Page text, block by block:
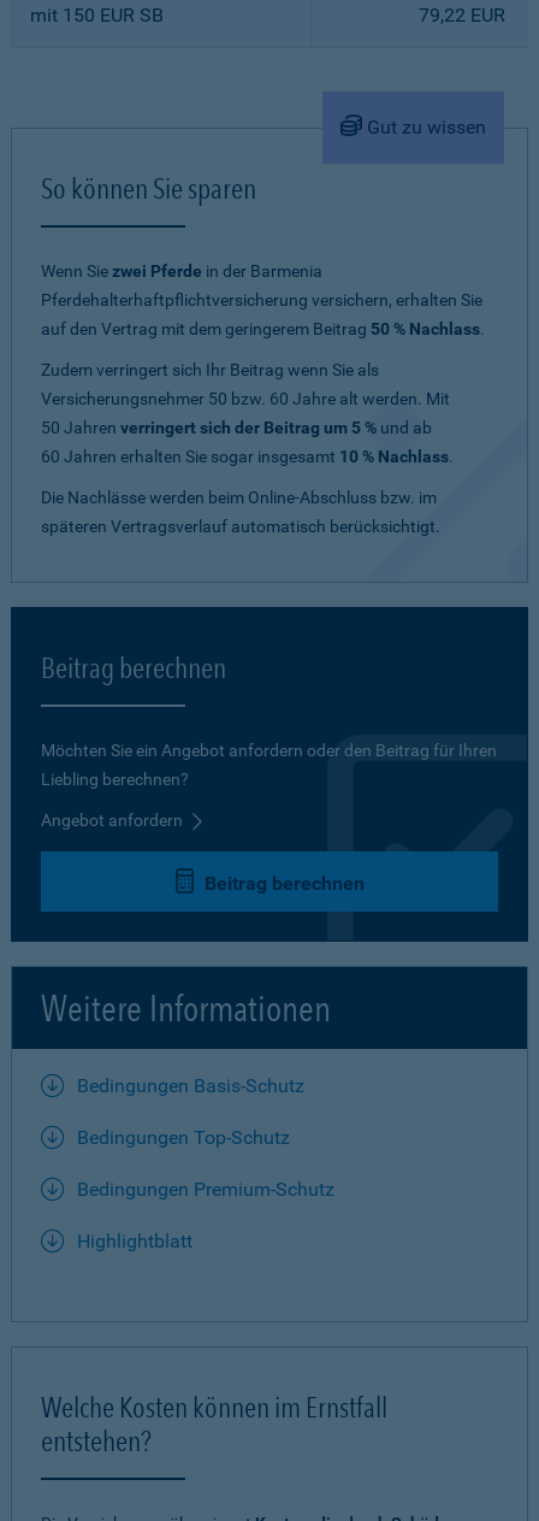
mit 150 EUR SB 79,22 EUR
Gut zu wissen
So können Sie sparen
Wenn Siezwei Pferde in der Barmenia
Pferdehalterhaftpflichtversicherung versichern, erhalten Sie
auf den Vertrag mit dem geringerem Beitrag 50 % Nachlass.
Zudem verringert sich Ihr Beitrag wenn Sie als
Versicherungsnehmer 50 bzw. 60 Jahre alt werden. Mit
50 Jahren verringert sich der Beitrag um 5 % und ab
60 Jahren erhalten Sie sogar insgesamt 10 % Nachlass.
Die Nachlässe werden beim Online-Abschluss bzw. im
späteren Vertragsverlauf automatisch berücksichtigt.
Beitrag berechnen
Möchten Sie ein Angebot anfordern oder den Beitrag für Ihren
Liebling berechnen?
Angebot anfordern
Beitrag berechnen
Weitere Informationen
Bedingungen Basis-Schutz
Bedingungen Top-Schutz
Bedingungen Premium-Schutz
Highlightblatt
Welche Kosten können im Ernstfall
entstehen?